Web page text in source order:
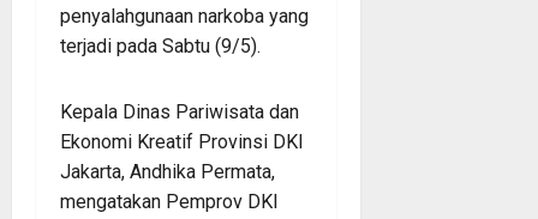
penyalahgunaan narkoba yang
terjadi pada Sabtu (9/5).
Kepala Dinas Pariwisata dan
Ekonomi Kreatif Provinsi DKI
Jakarta, Andhika Permata,
mengatakan Pemprov DKI